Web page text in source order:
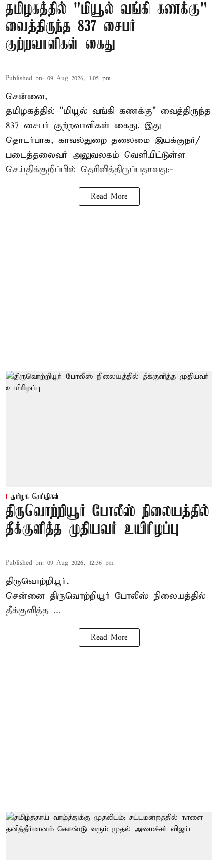
தமிழகத்தில் "மியூல் வங்கி கணக்கு"
வைத்திருந்த 837 சைபர்
குற்றவாளிகள் கைது
Published on: 09 Aug 2026, 1:05 pm
சென்னை,
தமிழகத்தில் "மியூல் வங்கி கணக்கு" வைத்திருந்த
837 சைபர் குற்றவாளிகள் கைது. இது
தொடர்பாக, காவல்துறை தலைமை இயக்குநர்/
படைத்தலைவர் அலுவலகம் வெளியிட்டுள்ள
செய்திக்குறிப்பில் தெரிவித்திருப்பதாவது:-
Read More
தமிழக செய்திகள்
திருவொற்றியூர் போலீஸ் நிலையத்தில்
தீக்குளித்த முதியவர் உயிரிழப்பு
Published on: 09 Aug 2026, 12:36 pm
திருவொற்றியூர்,
சென்னை திருவொற்றியூர் போலீஸ் நிலையத்தில்
தீக்குளித்த ...
Read More